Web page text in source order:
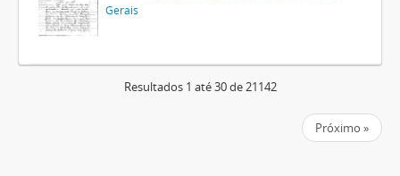
Gerais
Resultados 1 até 30 de 21142
Próximo »